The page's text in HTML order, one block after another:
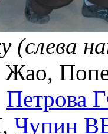
(слева
Жао,
Петрова
Чупин